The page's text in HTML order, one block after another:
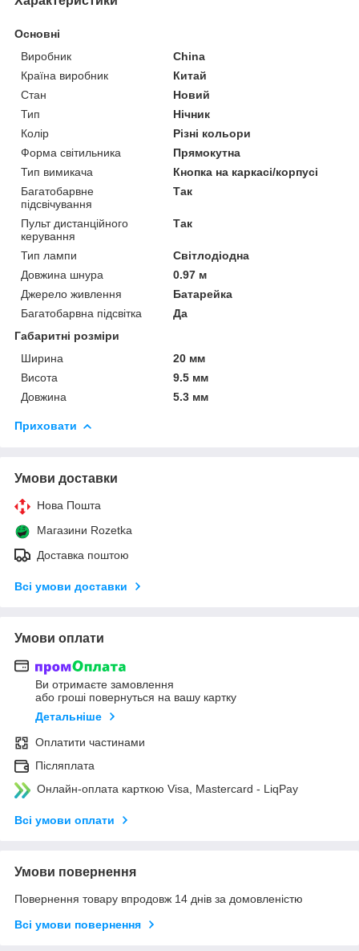
Основні
Виробник
China
Країна виробник
Китай
Стан
Новий
Тип
Нічник
Колір
Різні кольори
Форма світильника
Прямокутна
Тип вимикача
Кнопка на каркасі/корпусі
Багатобарвне
підсвічування
Так
Пульт дистанційного
керування
Так
Тип лампи
Світлодіодна
Довжина шнура
0.97 м
Джерело живлення
Батарейка
Багатобарвна підсвітка
Да
Габаритні розміри
Ширина
20 мм
Висота
9.5 мм
Довжина
5.3 мм
Приховати
Умови доставки
Нова Пошта
Магазини Rozetka
Доставка поштою
Всі умови доставки
Умови оплати
Ви отримаєте замовлення
або гроші повернуться на вашу картку
Детальніше
Оплатити частинами
Післяплата
Онлайн-оплата карткою Visa, Mastercard - LiqPay
Всі умови оплати
Умови повернення
Повернення товару впродовж 14 днів за домовленістю
Всі умови повернення